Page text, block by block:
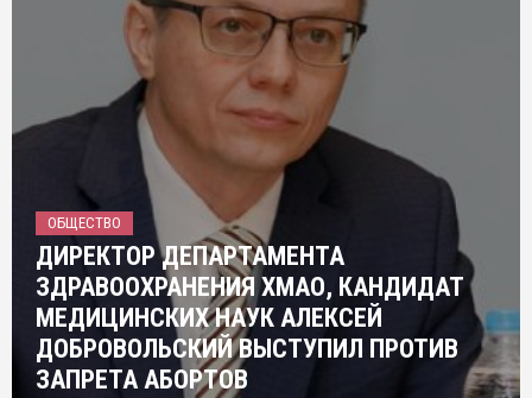
ОБЩЕСТВО
ДИРЕКТОР ДЕПАРТАМЕНТА
ЗДРАВООХРАНЕНИЯ ХМАО, КАНДИДАТ
МЕДИЦИНСКИХ НАУК АЛЕКСЕЙ
ДОБРОВОЛЬСКИЙ ВЫСТУПИЛ ПРОТИВ
ЗАПРЕТА АБОРТОВ